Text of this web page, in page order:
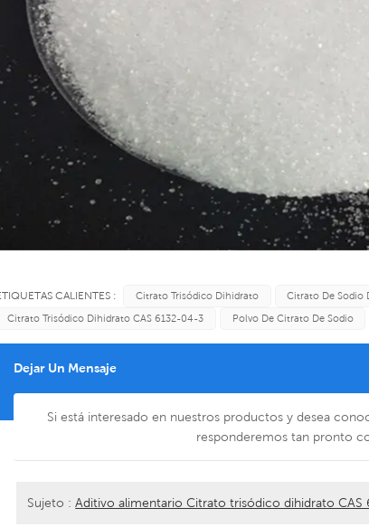
CALIENTES : Citrato Trisódico Dihidrato
Citrato De Sodio
Citrato Trisódico Dihidrato CAS 6132-04-3
Polvo De Citrato De Sodio
Dejar Un Mensaje
Si está interesado en nuestros productos y desea
responderemos tan pronto
Sujeto :Aditivo alimentario Citrato trisódico dihidrato CAS